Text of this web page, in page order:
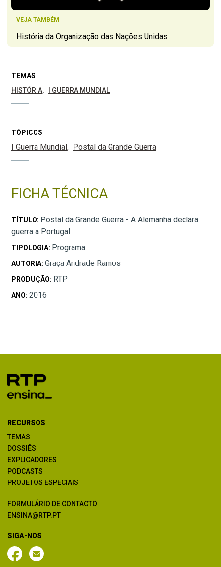
VEJA TAMBÉM
História da Organização das Nações Unidas
TEMAS
HISTÓRIA
I GUERRA MUNDIAL
TÓPICOS
I Guerra Mundial Postal da Grande Guerra
FICHA TÉCNICA
TÍTULO: Postal da Grande Guerra - A Alemanha declara
guerra a Portugal
TIPOLOGIA: Programa
AUTORIA: Graça Andrade Ramos
PRODUÇÃO: RTP
ANO: 2016
RECURSOS
TEMAS
DOSSIÊS
EXPLICADORES
PODCASTS
PROJETOS ESPECIAIS
FORMULÁRIO DE CONTACTO
ENSINA@RTP.PT
SIGA-NOS